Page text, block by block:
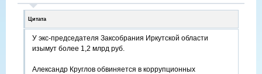
Цитата
У экс-председателя Заксобрания Иркутской области
изымут более 1,2 млрд руб.
Александр Круглов обвиняется в коррупционных